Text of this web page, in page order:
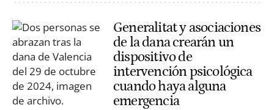
Generalitat y asociaciones
de la dana crearán un
dispositivo de
intervención psicológica
cuando haya alguna
emergencia